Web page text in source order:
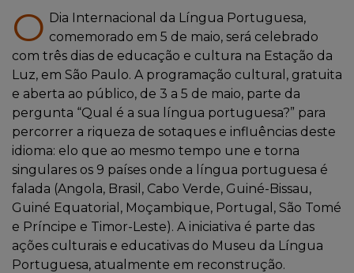
Facebook
no
Google
+
O Dia Internacional da Língua Portuguesa,
comemorado em 5 de maio, será celebrado
com três dias de educação e cultura na Estação da
Luz, em São Paulo. A programação cultural, gratuita
e aberta ao público, de 3 a 5 de maio, parte da
pergunta “Qual é a sua língua portuguesa?” para
percorrer a riqueza de sotaques e influências deste
idioma: elo que ao mesmo tempo une e torna
singulares os 9 países onde a língua portuguesa é
falada (Angola, Brasil, Cabo Verde, Guiné-Bissau,
Guiné Equatorial, Moçambique, Portugal, São Tomé
e Príncipe e Timor-Leste). A iniciativa é parte das
ações culturais e educativas do Museu da Língua
Portuguesa, atualmente em reconstrução.